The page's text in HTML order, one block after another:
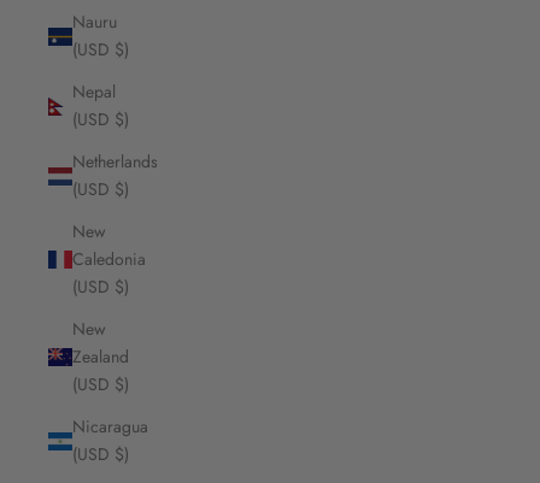
Nauru
(USD $)
Nepal
(USD $)
Netherlands
(USD $)
New
Caledonia
(USD $)
New
Zealand
(USD $)
Nicaragua
(USD $)